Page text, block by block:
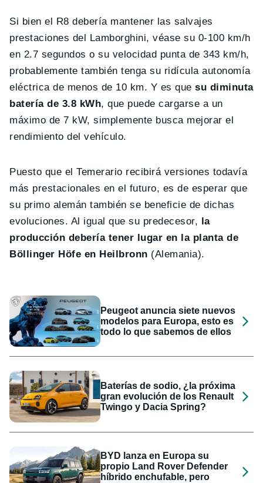
Si bien el R8 debería mantener las salvajes
prestaciones del Lamborghini, véase su 0-100 km/h
en 2.7 segundos o su velocidad punta de 343 km/h,
probablemente también tenga su ridícula autonomía
eléctrica de menos de 10 km. Y es quesu diminuta
batería de 3.8 kWh, que puede cargarse a un
máximo de 7 kW, simplemente busca mejorar el
rendimiento del vehículo.
Puesto que el Temerario recibirá versiones todavía
más prestacionales en el futuro, es de esperar que
su primo alemán también se beneficie de dichas
evoluciones. Al igual que su predecesor, la
producción debería tener lugar en la planta de
Böllinger Höfe en Heilbronn (Alemania).
Peugeot anuncia siete nuevos
modelos para Europa, esto es
todo lo que sabemos de ellos
Baterías de sodio, ¿la próxima
gran evolución de los Renault
Twingo y Dacia Spring?
BYD lanza en Europa su
propio Land Rover Defender
híbrido enchufable, pero